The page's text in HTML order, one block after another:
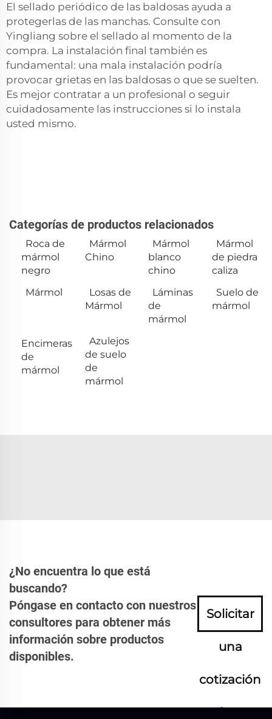
El sellado periódico de las baldosas ayuda a
protegerlas de las manchas. Consulte con
Yingliang sobre el sellado al momento de la
compra. La instalación final también es
fundamental: una mala instalación podría
provocar grietas en las baldosas o que se suelten.
Es mejor contratar a un profesional o seguir
cuidadosamente las instrucciones si lo instala
usted mismo.
Categorías de productos relacionados
Roca de
mármol
negro
Mármol
Chino
Mármol
blanco
chino
Mármol
de piedra
caliza
Mármol
Losas de
Mármol
Láminas
de
mármol
Suelo de
mármol
Encimeras
de
mármol
Azulejos
de suelo
de
mármol
¿No encuentra lo que está
buscando?
Póngase en contacto con nuestros
consultores para obtener más
información sobre productos
disponibles.
Solicitar
una
cotización
ahora